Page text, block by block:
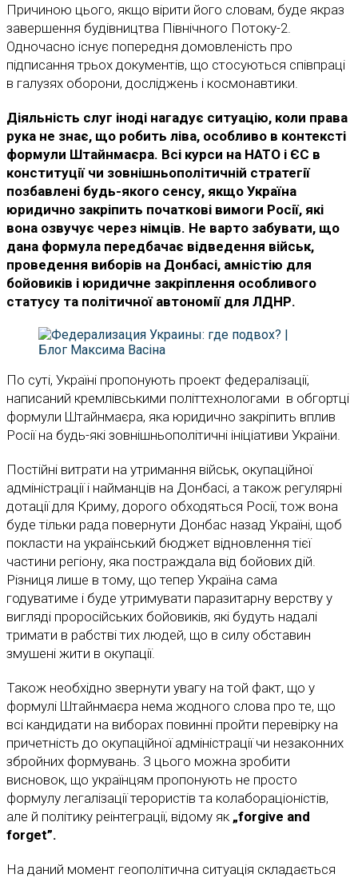
Причиною цього, якщо вірити його словам, буде якраз
завершення будівництва Північного Потоку-2.
Одночасно існує попередня домовленість про
підписання трьох документів, що стосуються співпраці
в галузях оборони, досліджень і космонавтики.
Діяльність слуг іноді нагадує ситуацію, коли права
рука не знає, що робить ліва, особливо в контексті
формули Штайнмаєра. Всі курси на НАТО і ЄС в
конституції чи зовнішньополітичній стратегії
позбавлені будь-якого сенсу, якщо Україна
юридично закріпить початкові вимоги Росії, які
вона озвучує через німців. Не варто забувати, що
дана формула передбачає відведення військ,
проведення виборів на Донбасі, амністію для
бойовиків і юридичне закріплення особливого
статусу та політичної автономії для ЛДНР.
По суті, Україні пропонують проект федералізації,
написаний кремлівськими політтехнологами в обгортці
формули Штайнмаєра, яка юридично закріпить вплив
Росії на будь-які зовнішньополітичні ініціативи України.
Постійні витрати на утримання військ, окупаційної
адміністрації і найманців на Донбасі, а також регулярні
дотації для Криму, дорого обходяться Росії, тож вона
буде тільки рада повернути Донбас назад Україні, щоб
покласти на український бюджет відновлення тієї
частини регіону, яка постраждала від бойових дій.
Різниця лише в тому, що тепер Україна сама
годуватиме і буде утримувати паразитарну верству у
вигляді проросійських бойовиків, які будуть надалі
тримати в рабстві тих людей, що в силу обставин
змушені жити в окупації.
Також необхідно звернути увагу на той факт, що у
формулі Штайнмаєра нема жодного слова про те, що
всі кандидати на виборах повинні пройти перевірку на
причетність до окупаційної адміністрації чи незаконних
збройних формувань. З цього можна зробити
висновок, що українцям пропонують не просто
формулу легалізації терористів та колабораціоністів,
але й політику реінтеграції, відому як „forgive and
forget”.
На даний момент геополітична ситуація складається